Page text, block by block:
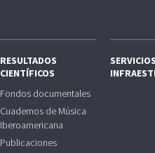
RESULTADOS
CIENTÍFICOS
Fondos documentales
Cuadernos de Música
Iberoamericana
Publicaciones